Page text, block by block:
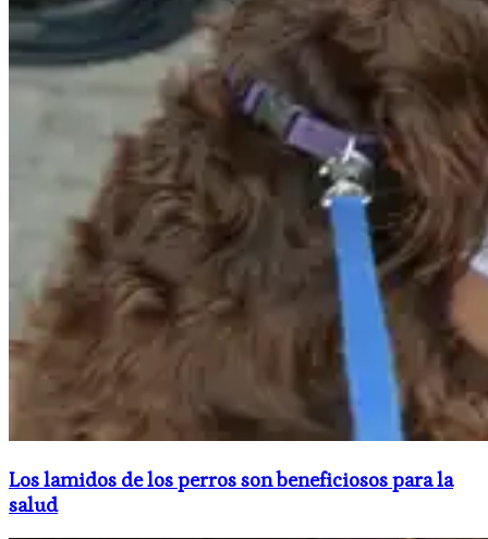
Los lamidos de los perros son beneficiosos para la
salud